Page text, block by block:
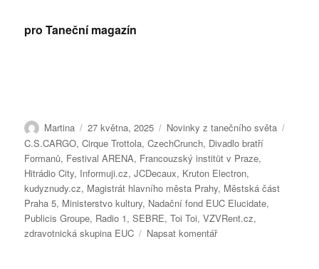
pro Taneční magazín
Autor:
Martina Publikováno:
27 května, 2025 Rubriky:
Novinky z tanečního světa
C.S.CARGO,Cirque Trottola,CzechCrunch, Divadlo bratří
Formanů, Festival ARENA, Francouzský institüt v Praze,
Hitrádio City, Informuji.cz,JCDecaux, Kruton Electron,
kudyznudy.cz, Magistrát hlavního města Prahy, Městská část
Praha 5, Ministerstvo kultury, Nadační fond EUC Elucidate,
Publicis Groupe, Radio 1,SEBRE,Toi Toi,VZVRent.cz,
zdravotnická skupina EUC
Napsat komentářpro